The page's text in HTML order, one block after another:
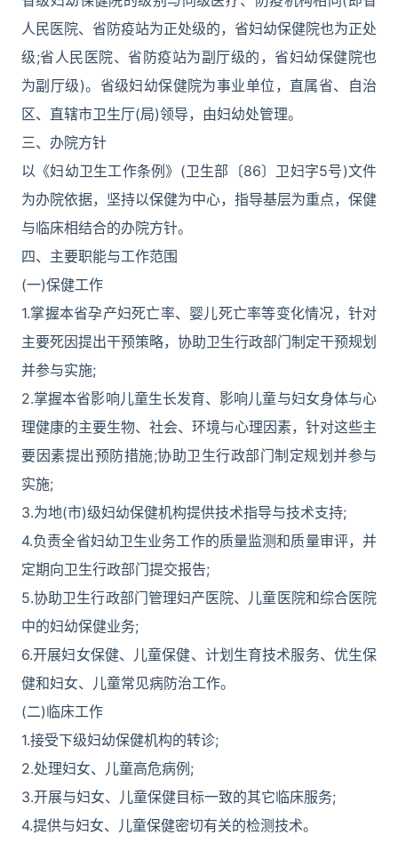
人民医院、省防疫站为正处级的，省妇幼保健院也为正处
级;省人民医院、省防疫站为副厅级的，省妇幼保健院也
为副厅级)。省级妇幼保健院为事业单位，直属省、自治
区、直辖市卫生厅(局)领导，由妇幼处管理。
三、办院方针
以《妇幼卫生工作条例》(卫生部〔86〕卫妇字5号)文件
为办院依据，坚持以保健为中心，指导基层为重点，保健
与临床相结合的办院方针。
四、主要职能与工作范围
(一)保健工作
1.掌握本省孕产妇死亡率、婴儿死亡率等变化情况，针对
主要死因提出干预策略，协助卫生行政部门制定干预规划
并参与实施;
2.掌握本省影响儿童生长发育、影响儿童与妇女身体与心
理健康的主要生物、社会、环境与心理因素，针对这些主
要因素提出预防措施;协助卫生行政部门制定规划并参与
实施;
3.为地(市)级妇幼保健机构提供技术指导与技术支持;
4.负责全省妇幼卫生业务工作的质量监测和质量审评，并
定期向卫生行政部门提交报告;
5.协助卫生行政部门管理妇产医院、儿童医院和综合医院
中的妇幼保健业务;
6.开展妇女保健、儿童保健、计划生育技术服务、优生保
健和妇女、儿童常见病防治工作。
(二)临床工作
1.接受下级妇幼保健机构的转诊;
2.处理妇女、儿童高危病例;
3.开展与妇女、儿童保健目标一致的其它临床服务;
4.提供与妇女、儿童保健密切有关的检测技术。